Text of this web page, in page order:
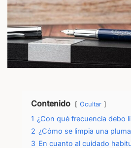
Contenido Ocultar
1 ¿Con qué frecuencia debo
2 ¿Cómo se limpia una
3 En cuanto al cuidado